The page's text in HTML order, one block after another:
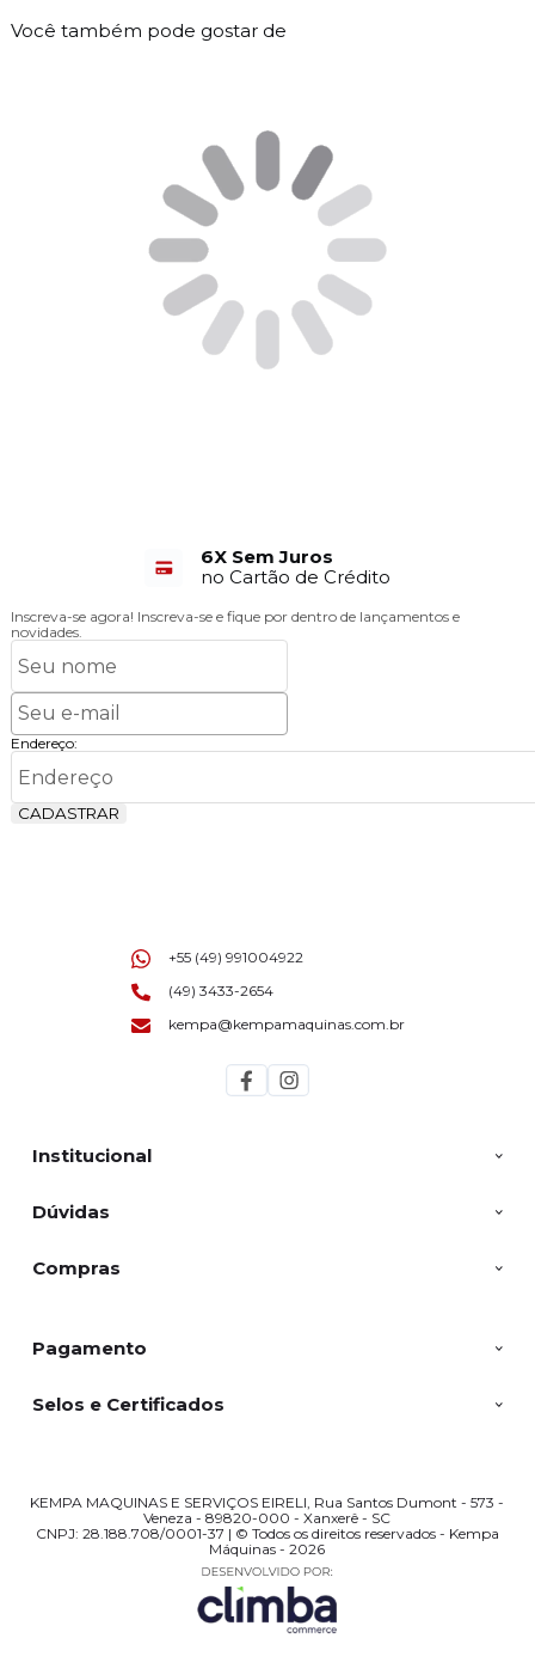
Você também pode gostar de
6X Sem Juros
no Cartão de Crédito
Inscreva-se agora! Inscreva-se e fique por dentro de lançamentos e
novidades.
Endereço:
CADASTRAR
Institucional
Dúvidas
Compras
+55 (49) 991004922
(49) 3433-2654
kempa@kempamaquinas.com.br
Pagamento
Selos e Certificados
KEMPA MAQUINAS E SERVIÇOS EIRELI, Rua Santos Dumont - 573 -
Veneza - 89820-000 - Xanxerê - SC
CNPJ: 28.188.708/0001-37 | © Todos os direitos reservados - Kempa
Máquinas - 2026